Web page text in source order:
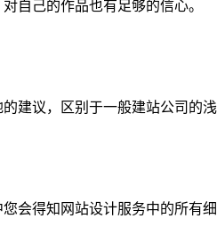
自己的作品也有足够的信心。
建议，区别于一般建站公司的
会得知网站设计服务中的所有